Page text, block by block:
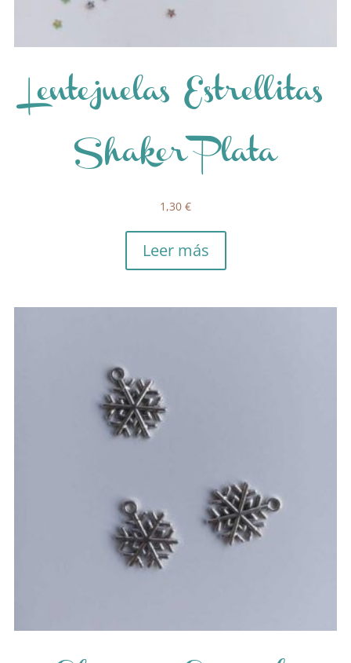
Lentejuelas Estrellitas
Shaker Plata
1,30 €
Leer más